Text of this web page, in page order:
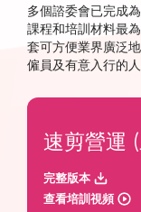
多個諮委會已完成為
課程和培訓材料最為
套可方便業界廣泛地
僱員及有意入行的人
速剪營運
完整版本
查看培訓視頻